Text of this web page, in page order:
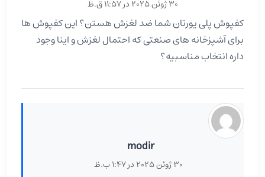
30 ژوئن 2025 در 11:57 ق.ظ
کفپوش‌ پلی یورتان شما ضد لغزش هستن؟ این کفپوش ها
برای آشپزخانه های صنعتی که احتمال لغزش و اینا وجود
داره انتخاب مناسبیه؟
modir
30 ژوئن 2025 در 1:47 ب.ظ